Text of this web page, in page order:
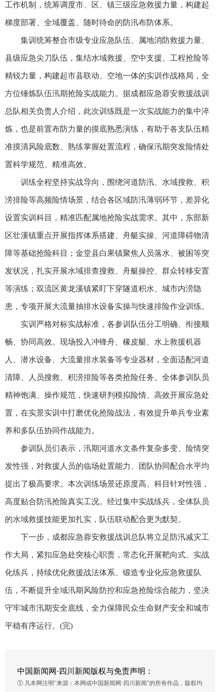
工作机制，统筹调度市、区、镇三级应急救援力量，构建起
梯度部署、全域覆盖、随时待命的防汛布防体系。
集训统筹整合市级专业应急队伍、属地消防救援力量、
县级应急尖刀队伍，集结水域救援、空中支援、工程抢险等
精锐力量，构建起市县联动、空地一体的实训作战格局，全
方位锤炼队伍汛期抢险实战能力。据成都应急蓉安救援战训
总队相关负责人介绍，此次训练既是一次实战能力的集中淬
炼，也是前置布防力量的摸底熟悉演练，有助于各支队伍精
准摸清风险底数、熟练掌握处置流程，确保汛期突发险情处
置科学规范、精准高效。
训练全程坚持实战导向，围绕河道防汛、水域搜救、积
涝排险等高频险情场景，结合各区域防汛薄弱环节，差异化
设置实训科目，精准匹配属地抢险实战需求。其中，东部新
区壮溪镇重点开展指挥体系搭建、舟艇实操、河道障碍物清
障等基础抢险科目；金堂县白果镇聚焦人员落水、被困等突
发状况，扎实开展水域排查搜救、舟艇操控、群众转移安置
等演练；双流区黄龙溪镇紧盯下穿隧道积水、城市内涝隐
患，专项开展大流量抽排水设备实操与快速排险作业训练。
实训严格对标实战标准，各参训队伍分工明确、衔接顺
畅、协同高效。现场投入冲锋舟、橡皮艇、水上救援机器
人、潜水设备、大流量排水装备等专业器材，全面适配河道
清障、人员搜救、积涝排险等各类抢险任务。全体参训队员
精神饱满、操作规范，快速研判模拟险情、高效开展应急处
置，在实景实训中打磨优化抢险战法，有效提升单兵专业素
养和多队伍协同作战能力。
参训队员们表示，汛期河道水文条件复杂多变、险情突
发性强，对救援人员的临场处置能力、团队协同配合水平均
提出了极高要求。本次训练场景还原度高、科目针对性强，
高度贴合防汛抢险真实工况。经过集中实战练兵，全体队员
的水域救援技能更加扎实，队伍联动配合更为默契。
下一步，成都应急蓉安救援战训总队将立足防汛减灾工
作大局，紧扣应急处突核心职责，常态化开展靶向式、实战
化练兵，持续优化救援战法体系、锻造专业化应急救援队
伍，不断提升全域汛期风险防控和应急抢险综合能力，坚决
守牢城市汛期安全底线，全力保障民众生命财产安全和城市
平稳有序运行。(完)
中国新闻网·四川新闻版权与免责声明：
① 凡本网注明"来源：本网或中国新闻网·四川新闻"的所有作品，版权均